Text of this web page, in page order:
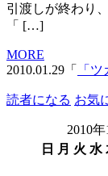
引渡しが終わり
「 […]
MORE
2010.01.29「
「
読者になる お気
2010年
日
月 火 水